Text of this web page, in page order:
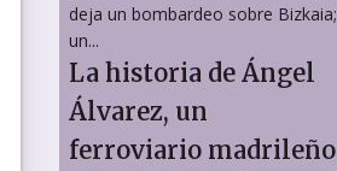
deja un bombardeo sobre Bizkaia;
un...
La historia de Ángel
Álvarez, un
ferroviario madrileño